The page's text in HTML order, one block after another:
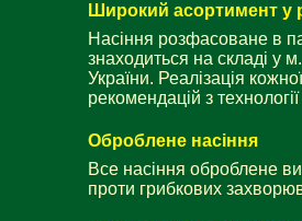
Широкий асортимент у
Насіння розфасоване в
знаходиться на складі у
України. Реалізація
рекомендацій з
Оброблене насіння
Все насіння оброблене
проти грибкових